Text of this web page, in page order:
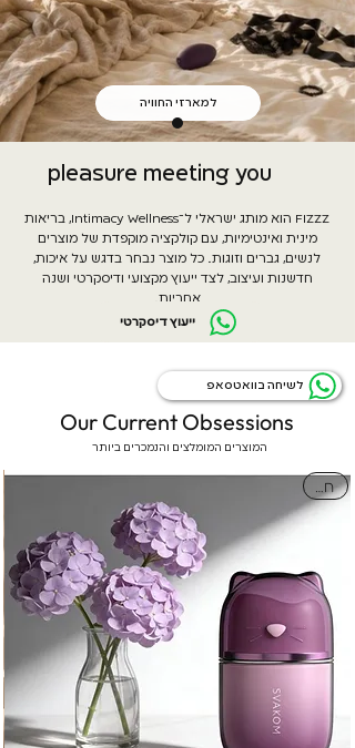
למארזי החוויה
pleasure meeting you
FIZZZ הוא מותג ישראלי ל־Intimacy Wellness, בריאות
מינית ואינטימיות, עם קולקציה מוקפדת של מוצרים
לנשים, גברים וזוגות. כל מוצר נבחר בדגש על איכות,
חדשנות ועיצוב, לצד ייעוץ מקצועי ודיסקרטי ושנה
אחריות.
ייעוץ דיסקרטי
לשיחה בוואטסאפ
Our Current Obsessions
המוצרים המומלצים והנמכרים ביותר